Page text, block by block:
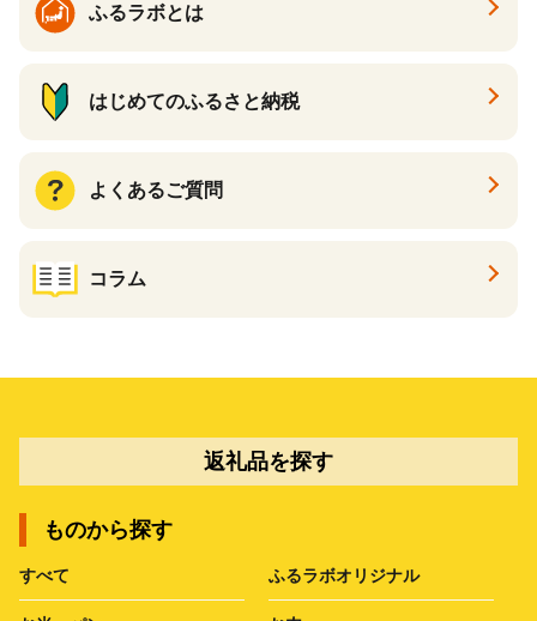
ふるラボとは
はじめてのふるさと納税
よくあるご質問
コラム
返礼品を探す
ものから探す
すべて ふるラボオリジナル